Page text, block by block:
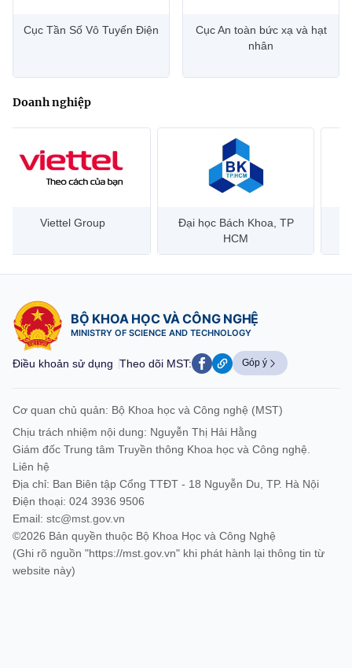
Cục Tần Số Vô Tuyến Điện
Cục An toàn bức xạ và hạt
nhân
Doanh nghiệp
Đại học Bách Khoa, TP
Bưu điện Việt Nam –
Vietnam Post
BỘ KHOA HỌC VÀ CÔNG NGHỆ
MINISTRY OF SCIENCE AND TECHNOLOGY
Điều khoản sử dụng Theo dõi MST: Góp ý
Cơ quan chủ quản: Bộ Khoa học và Công nghệ (MST)
Chịu trách nhiệm nội dung: Nguyễn Thị Hải Hằng
Giám đốc Trung tâm Truyền thông Khoa học và Công nghệ.
Liên hệ
Địa chỉ: Ban Biên tập Cổng TTĐT - 18 Nguyễn Du, TP. Hà Nội
Điện thoại: 024 3936 9506
Email: stc@mst.gov.vn
©2026 Bản quyền thuộc Bộ Khoa Học và Công Nghệ
(Ghi rõ nguồn "https://mst.gov.vn" khi phát hành lại thông tin từ
website này)